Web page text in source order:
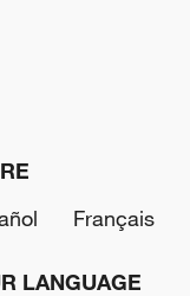
Français
LANGUAGE